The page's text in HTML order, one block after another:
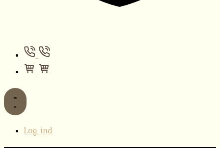
Log ind